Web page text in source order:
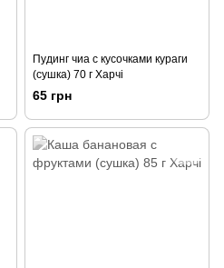
Пудинг чиа с кусочками кураги
(сушка) 70 г Харчі
65 грн